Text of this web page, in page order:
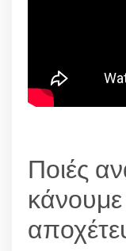
Ποιές